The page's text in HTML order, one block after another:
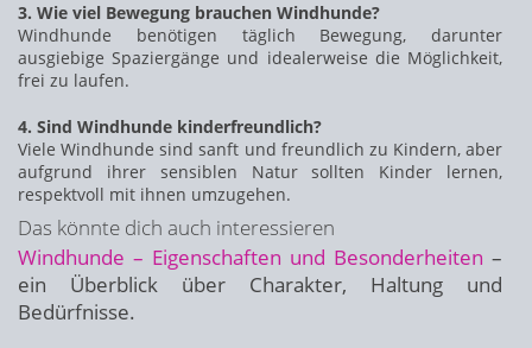
3. Wie viel Bewegung brauchen Windhunde?
Windhunde benötigen täglich Bewegung, darunter
ausgiebige Spaziergänge und idealerweise die Möglichkeit,
frei zu laufen.
4. Sind Windhunde kinderfreundlich?
Viele Windhunde sind sanft und freundlich zu Kindern, aber
aufgrund ihrer sensiblen Natur sollten Kinder lernen,
respektvoll mit ihnen umzugehen.
Das könnte dich auch interessieren
Windhunde – Eigenschaften und Besonderheiten –
ein Überblick über Charakter, Haltung und
Bedürfnisse.